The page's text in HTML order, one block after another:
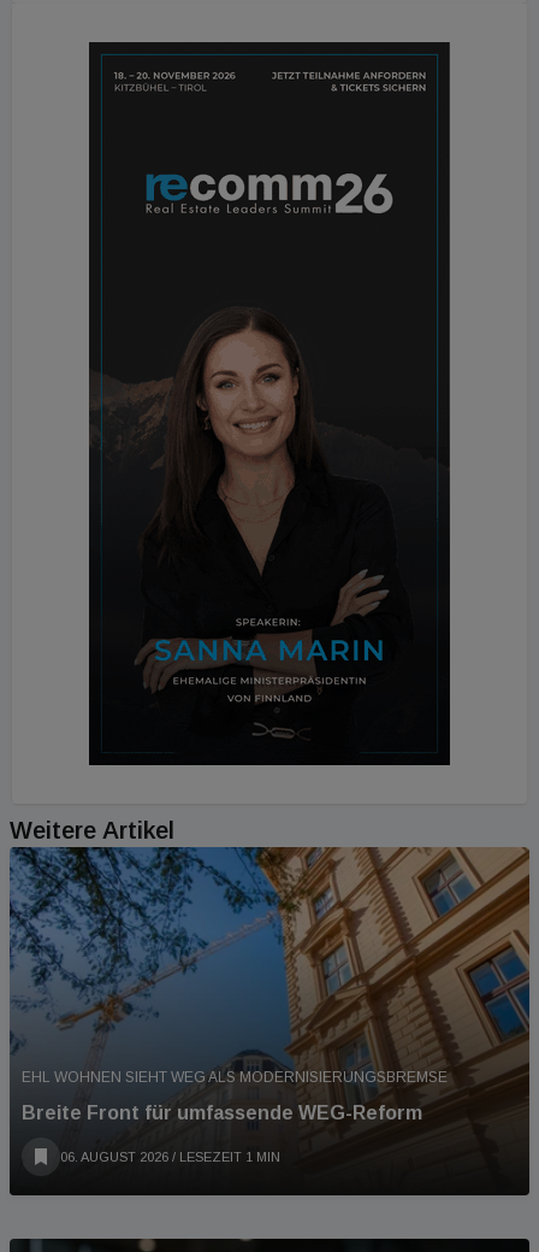
Weitere Artikel
EHL WOHNEN SIEHT WEG ALS MODERNISIERUNGSBREMSE
Breite Front für umfassende WEG-Reform
06. AUGUST 2026 / LESEZEIT 1 MIN